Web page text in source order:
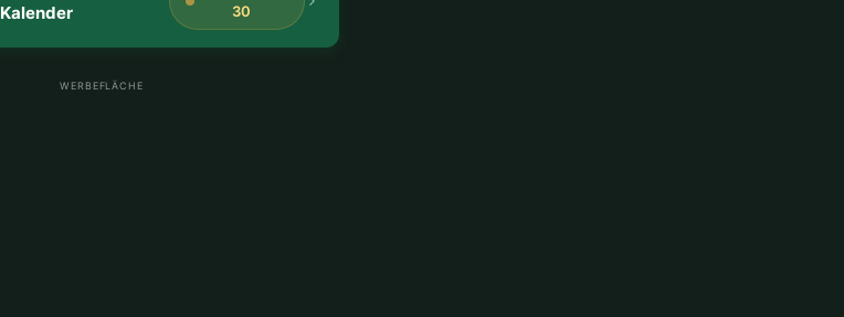
Kalender
30
WERBEFLÄCHE